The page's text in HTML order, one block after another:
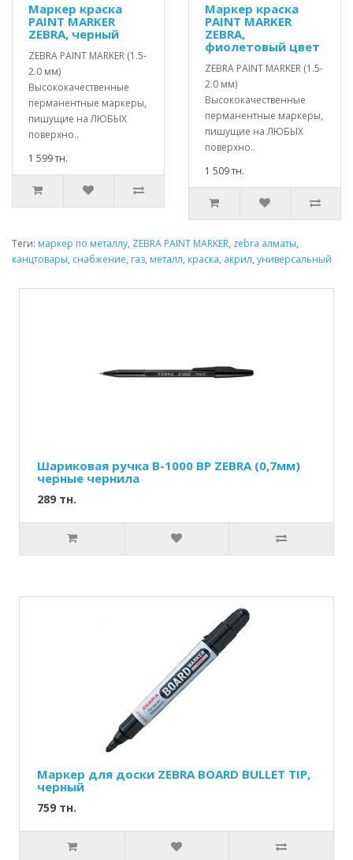
Маркер краска
PAINT MARKER
ZEBRA, черный
ZEBRA PAINT MARKER (1.5-
2.0 мм)
Высококачественные
перманентные маркеры,
пишущие на ЛЮБЫХ
поверхно..
1 599 тн.
Маркер краска
PAINT MARKER
ZEBRA,
фиолетовый цвет
ZEBRA PAINT MARKER (1.5-
2.0 мм)
Высококачественные
перманентные маркеры,
пишущие на ЛЮБЫХ
поверхно..
1 509 тн.
Теги: маркер по металлу, ZEBRA PAINT MARKER, zebra алматы,
канцтовары, снабжение, газ, металл, краска, акрил, универсальный
Шариковая ручка B-1000 BP ZEBRA (0,7мм)
черные чернила
289 тн.
Маркер для доски ZEBRA BOARD BULLET TIP,
черный
759 тн.